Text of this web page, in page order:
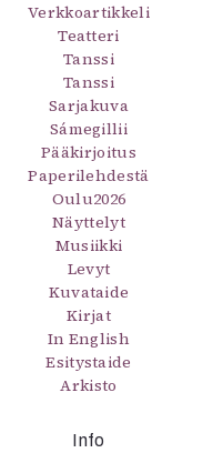
Verkkoartikkeli
Teatteri
Tanssi
Tanssi
Sarjakuva
Sámegillii
Pääkirjoitus
Paperilehdestä
Oulu2026
Näyttelyt
Musiikki
Levyt
Kuvataide
Kirjat
In English
Esitystaide
Arkisto
Info